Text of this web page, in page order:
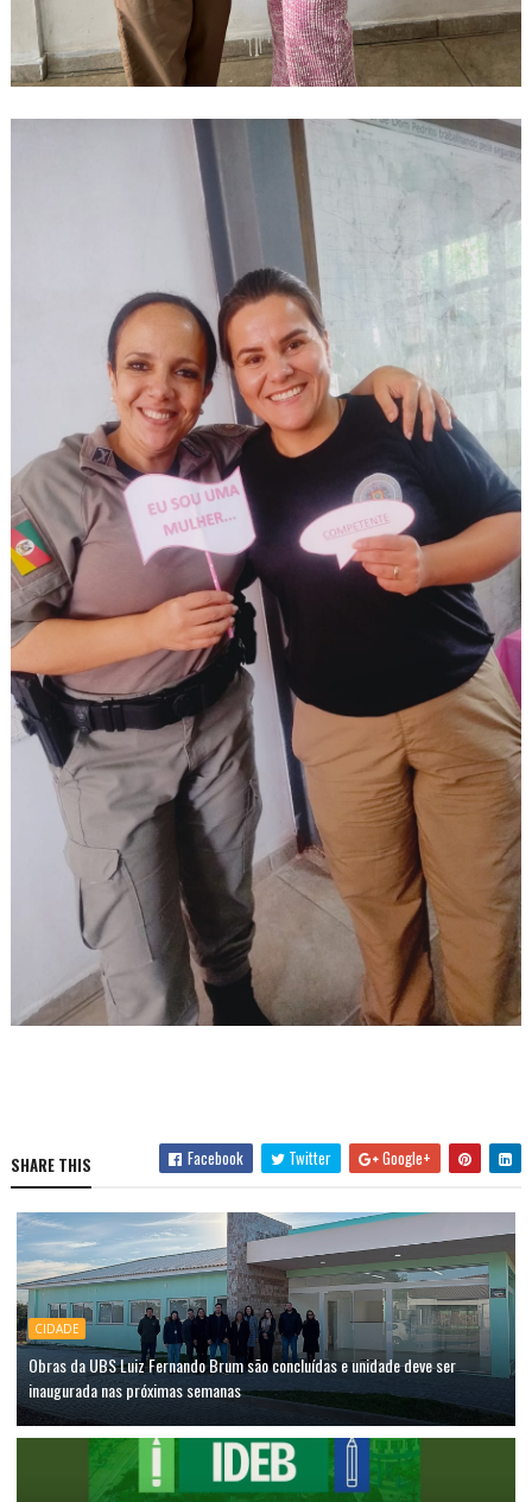
SHARE THIS Facebook Twitter Google+
CIDADE
Obras da UBS Luiz Fernando Brum são concluídas e unidade deve ser
inaugurada nas próximas semanas